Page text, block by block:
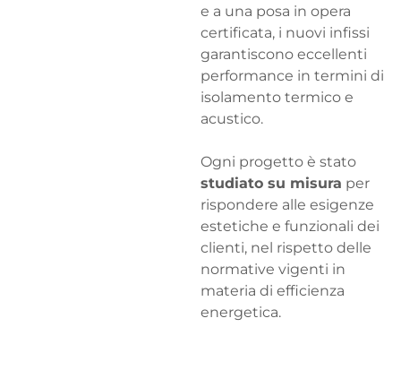
e a una posa in opera
certificata, i nuovi infissi
garantiscono eccellenti
performance in termini di
isolamento termico e
acustico.
Ogni progetto è stato
studiato su misura per
rispondere alle esigenze
estetiche e funzionali dei
clienti, nel rispetto delle
normative vigenti in
materia di efficienza
energetica.